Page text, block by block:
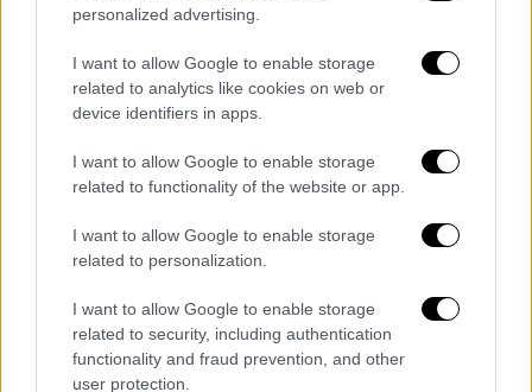
personalized advertising.
I want to allow Google to enable storage
related to analytics like cookies on web or
device identifiers in apps.
I want to allow Google to enable storage
related to functionality of the website or app.
I want to allow Google to enable storage
related to personalization.
I want to allow Google to enable storage
related to security, including authentication
functionality and fraud prevention, and other
user protection.
Μεσημεριανό δελτίο ειδήσεων
08/08/2026
Κεντρικό...|07.08.2026 19:53
Κεντρικό δελτίο ειδήσεων 07/08/2026
ΑΠΟΣΠΑΣΜΑΤΑ...|09.08.2026 14:09
Εξονυχιστικοί έλεγχοι Ιταλών